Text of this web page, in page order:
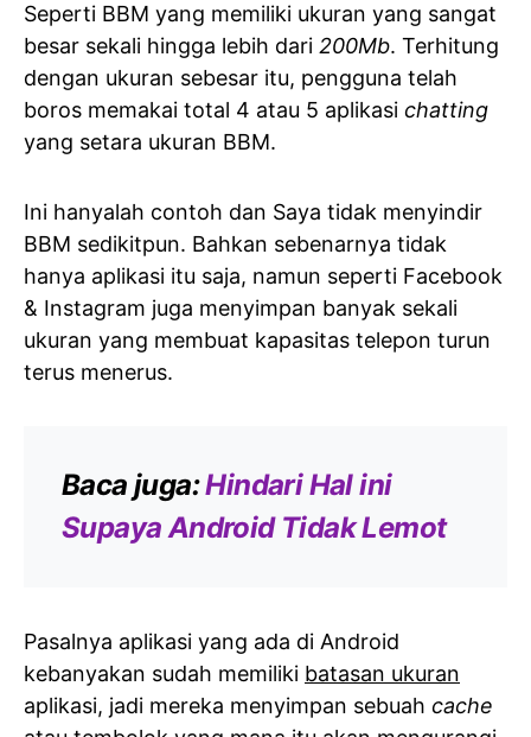
Seperti BBM yang memiliki ukuran yang sangat
besar sekali hingga lebih dari 200Mb. Terhitung
dengan ukuran sebesar itu, pengguna telah
boros memakai total 4 atau 5 aplikasi chatting
yang setara ukuran BBM.
Ini hanyalah contoh dan Saya tidak menyindir
BBM sedikitpun. Bahkan sebenarnya tidak
hanya aplikasi itu saja, namun seperti Facebook
& Instagram juga menyimpan banyak sekali
ukuran yang membuat kapasitas telepon turun
terus menerus.
Baca juga:Hindari Hal ini
Supaya Android Tidak Lemot
Pasalnya aplikasi yang ada di Android
kebanyakan sudah memiliki batasan ukuran
aplikasi, jadi mereka menyimpan sebuah cache